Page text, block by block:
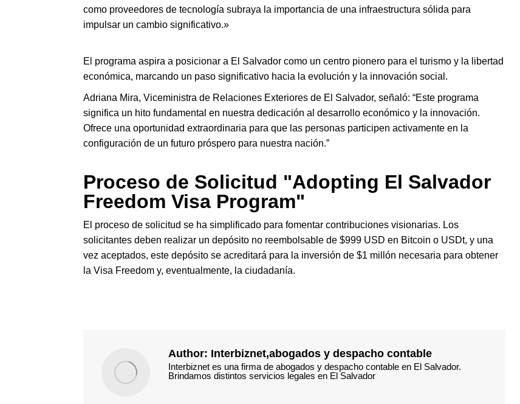
como proveedores de tecnología subraya la importancia de una infraestructura sólida para
impulsar un cambio significativo.»
El programa aspira a posicionar a El Salvador como un centro pionero para el turismo y la libertad
económica, marcando un paso significativo hacia la evolución y la innovación social.
Adriana Mira, Viceministra de Relaciones Exteriores de El Salvador, señaló: “Este programa
significa un hito fundamental en nuestra dedicación al desarrollo económico y la innovación.
Ofrece una oportunidad extraordinaria para que las personas participen activamente en la
configuración de un futuro próspero para nuestra nación.”
Proceso de Solicitud "Adopting El Salvador
Freedom Visa Program"
El proceso de solicitud se ha simplificado para fomentar contribuciones visionarias. Los
solicitantes deben realizar un depósito no reembolsable de $999 USD en Bitcoin o USDt, y una
vez aceptados, este depósito se acreditará para la inversión de $1 millón necesaria para obtener
la Visa Freedom y, eventualmente, la ciudadanía.
Author: Interbiznet,abogados y despacho contable
Interbiznet es una firma de abogados y despacho contable en El Salvador.
Brindamos distintos servicios legales en El Salvador